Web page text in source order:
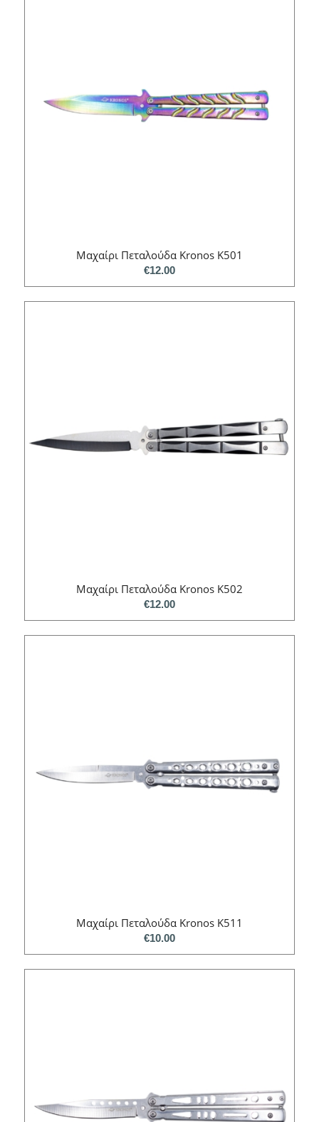
Μαχαίρι Πεταλούδα Kronos K501
€12.00
Μαχαίρι Πεταλούδα Kronos K502
€12.00
Μαχαίρι Πεταλούδα Kronos K511
€10.00